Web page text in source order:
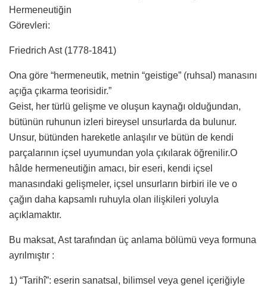
Hermeneutiğin
Görevleri:
Friedrich Ast (1778-1841)
Ona göre “hermeneutik, metnin “geistige” (ruhsal) manasını
açığa çıkarma teorisidir.”
Geist, her türlü gelişme ve oluşun kaynağı olduğundan,
bütünün ruhunun izleri bireysel unsurlarda da bulunur.
Unsur, bütünden hareketle anlaşılır ve bütün de kendi
parçalarının içsel uyumundan yola çıkılarak öğrenilir.O
hâlde hermeneutiğin amacı, bir eseri, kendi içsel
manasındaki gelişmeler, içsel unsurların birbiri ile ve o
çağın daha kapsamlı ruhuyla olan ilişkileri yoluyla
açıklamaktır.
Bu maksat, Ast tarafından üç anlama bölümü veya formuna
ayrılmıştır :
1) “Tarihî”: eserin sanatsal, bilimsel veya genel içeriğiyle